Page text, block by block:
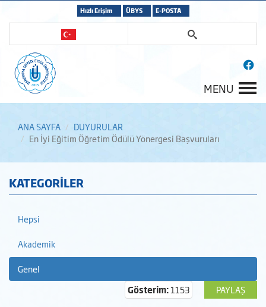
Hızlı Erişim ÜBYS E-POSTA
MENU
ANA SAYFA
DUYURULAR
En İyi Eğitim Öğretim Ödülü Yönergesi Başvuruları
KATEGORİLER
Hepsi
Akademik
Genel
PAYLAŞ
Gösterim:1153